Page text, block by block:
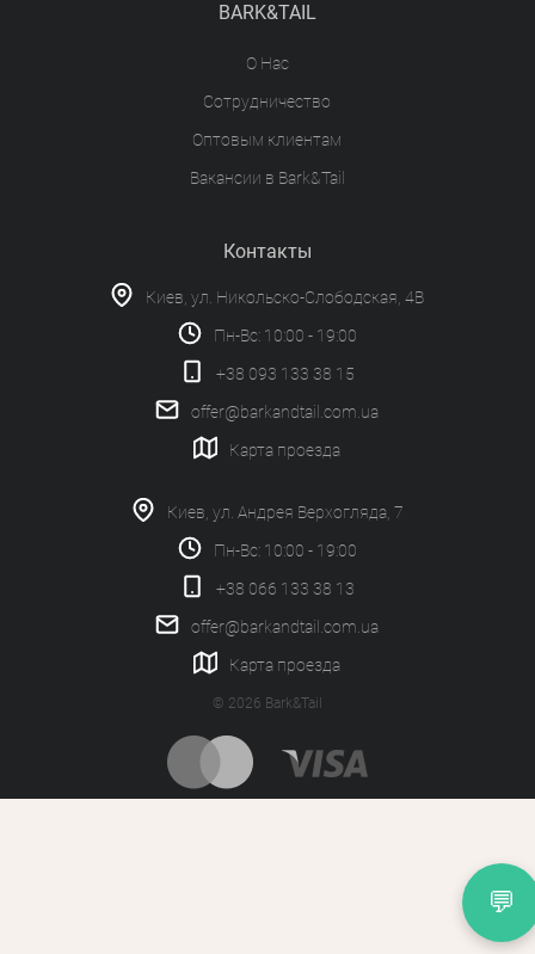
BARK&TAIL
О Нас
Сотрудничество
Оптовым клиентам
Вакансии в Bark&Tail
Контакты
Киев, ул. Никольско-Слободская, 4В
Пн-Вс: 10:00 - 19:00
+38 093 133 38 15
offer@barkandtail.com.ua
Карта проезда
Киев, ул. Андрея Верхогляда, 7
Пн-Вс: 10:00 - 19:00
+38 066 133 38 13
offer@barkandtail.com.ua
Карта проезда
© 2026 Bark&Tail
💬